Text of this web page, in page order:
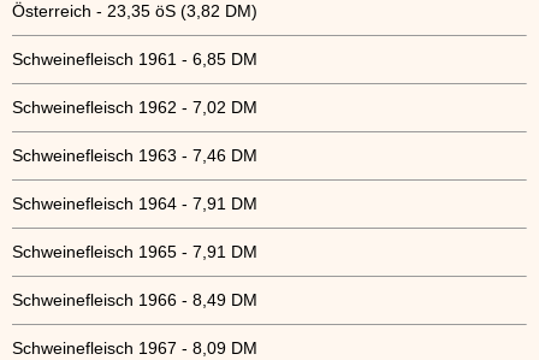
Österreich - 23,35 öS (3,82 DM)
Schweinefleisch 1961 - 6,85 DM
Schweinefleisch 1962 - 7,02 DM
Schweinefleisch 1963 - 7,46 DM
Schweinefleisch 1964 - 7,91 DM
Schweinefleisch 1965 - 7,91 DM
Schweinefleisch 1966 - 8,49 DM
Schweinefleisch 1967 - 8,09 DM